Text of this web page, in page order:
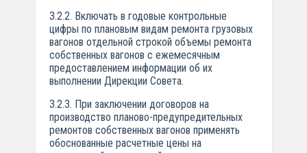
3.2.2. Включать в годовые контрольные
цифры по плановым видам ремонта грузовых
вагонов отдельной строкой объемы ремонта
собственных вагонов с ежемесячным
предоставлением информации об их
выполнении Дирекции Совета.
3.2.3. При заключении договоров на
производство планово-предупредительных
ремонтов собственных вагонов применять
обоснованные расчетные цены на